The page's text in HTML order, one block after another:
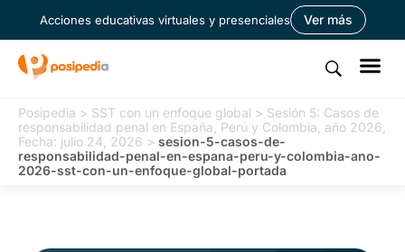
Acciones educativas virtuales y presenciales Ver más
Posipedia > SST con un enfoque global > Sesión 5: Casos de
responsabilidad penal en España, Perú y Colombia, año 2026,
Fecha: julio 24, 2026 > sesion-5-casos-de-
responsabilidad-penal-en-espana-peru-y-colombia-ano-
2026-sst-con-un-enfoque-global-portada